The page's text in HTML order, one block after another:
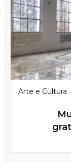
Arte e Cultura •